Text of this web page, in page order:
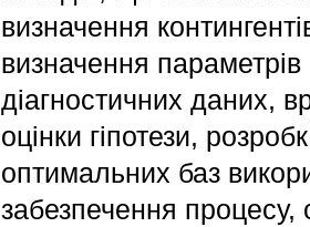
визначення
визначення параметрів
діагностичних даних,
оцінки гіпотези,
оптимальних баз
забезпечення